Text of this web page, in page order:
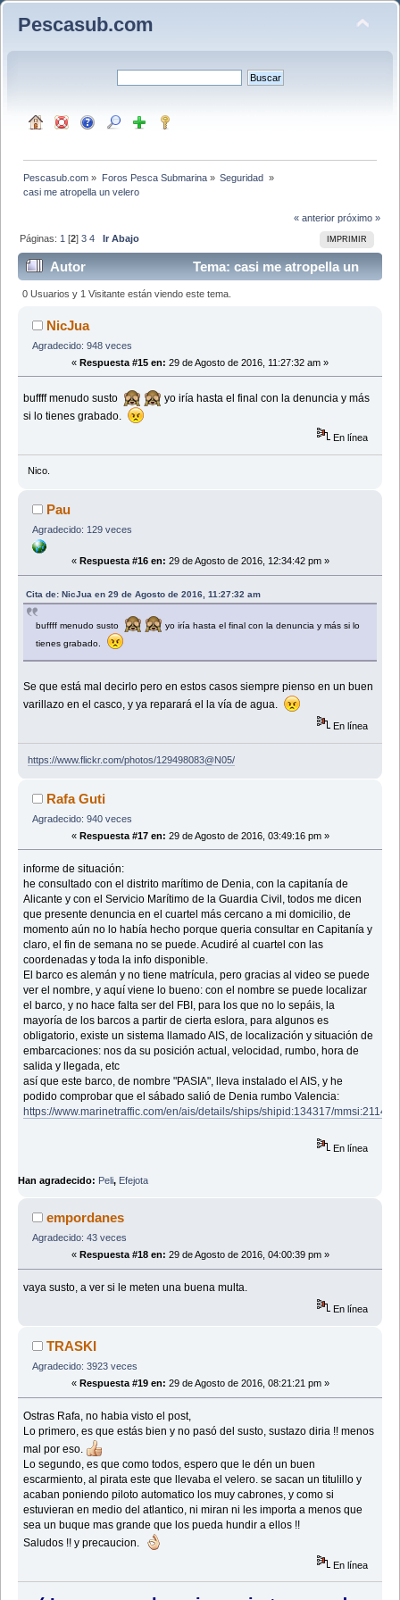
Pescasub.com
Pescasub.com » Foros Pesca Submarina» Seguridad »
casi me atropella un velero
« anterior próximo »
IMPRIMIR
Páginas: 1 [2]3 4 Ir Abajo
Autor
Tema: casi me atropella un
velero (Leído 33571 veces)
0 Usuarios y 1 Visitante están viendo este tema.
NicJua
Agradecido: 948 veces
« Respuesta #15 en: 29 de Agosto de 2016, 11:27:32 am »
buffff menudo susto
yo iría hasta el final con la denuncia y más
si lo tienes grabado.
En línea
Nico.
Pau
Agradecido: 129 veces
« Respuesta #16 en: 29 de Agosto de 2016, 12:34:42 pm »
Cita de: NicJua en 29 de Agosto de 2016, 11:27:32 am
buffff menudo susto
yo iría hasta el final con la denuncia y más si lo
tienes grabado.
Se que está mal decirlo pero en estos casos siempre pienso en un buen
varillazo en el casco, y ya reparará el la vía de agua.
En línea
https://www.flickr.com/photos/129498083@N05/
Rafa Guti
Agradecido: 940 veces
« Respuesta #17 en: 29 de Agosto de 2016, 03:49:16 pm »
informe de situación:
he consultado con el distrito marítimo de Denia, con la capitanía de
Alicante y con el Servicio Marítimo de la Guardia Civil, todos me dicen
que presente denuncia en el cuartel más cercano a mi domicilio, de
momento aún no lo había hecho porque queria consultar en Capitanía y
claro, el fin de semana no se puede. Acudiré al cuartel con las
coordenadas y toda la info disponible.
El barco es alemán y no tiene matrícula, pero gracias al video se puede
ver el nombre, y aquí viene lo bueno: con el nombre se puede localizar
el barco, y no hace falta ser del FBI, para los que no lo sepáis, la
mayoría de los barcos a partir de cierta eslora, para algunos es
obligatorio, existe un sistema llamado AIS, de localización y situación de
embarcaciones: nos da su posición actual, velocidad, rumbo, hora de
salida y llegada, etc
así que este barco, de nombre "PASIA", lleva instalado el AIS, y he
podido comprobar que el sábado salió de Denia rumbo Valencia:
https://www.marinetraffic.com/en/ais/details/ships/shipid:134317/
En línea
Han agradecido: Peli, Efejota
empordanes
Agradecido: 43 veces
« Respuesta #18 en: 29 de Agosto de 2016, 04:00:39 pm »
vaya susto, a ver si le meten una buena multa.
En línea
TRASKI
Agradecido: 3923 veces
« Respuesta #19 en: 29 de Agosto de 2016, 08:21:21 pm »
Ostras Rafa, no habia visto el post,
Lo primero, es que estás bien y no pasó del susto, sustazo diria !! menos
mal por eso.
Lo segundo, es que como todos, espero que le dén un buen
escarmiento, al pirata este que llevaba el velero. se sacan un titulillo y
acaban poniendo piloto automatico los muy cabrones, y como si
estuvieran en medio del atlantico, ni miran ni les importa a menos que
sea un buque mas grande que los pueda hundir a ellos !!
Saludos !! y precaucion.
En línea